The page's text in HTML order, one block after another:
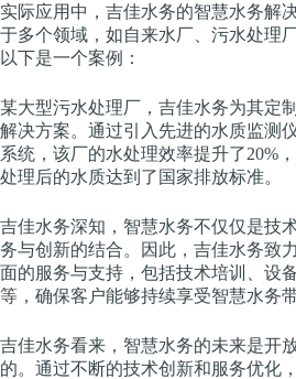
实际应用中，吉佳水务的智慧水务解
于多个领域，如自来水厂、污水处理
以下是一个案例：
某大型污水处理厂，吉佳水务为其定
解决方案。通过引入先进的水质监测
系统，该厂的水处理效率提升了20%，
处理后的水质达到了国家排放标准。
吉佳水务深知，智慧水务不仅仅是技
务与创新的结合。因此，吉佳水务致
面的服务与支持，包括技术培训、设
等，确保客户能够持续享受智慧水务
吉佳水务看来，智慧水务的未来是开
的。通过不断的技术创新和服务优化